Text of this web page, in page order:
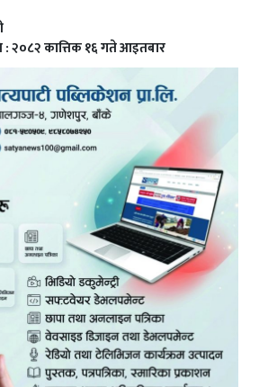
: २०८२ कात्तिक १६ गते आइतबार